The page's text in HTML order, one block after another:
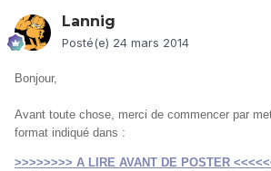
Lannig
Posté(e) 24 mars 2014
Bonjour,
Avant toute chose, merci de commencer par
format indiqué dans :
>>>>>>>> A LIRE AVANT DE POSTER